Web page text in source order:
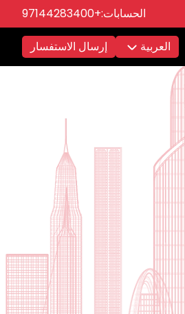
الحسابات:+97144283400
العربية إرسال الاستفسار